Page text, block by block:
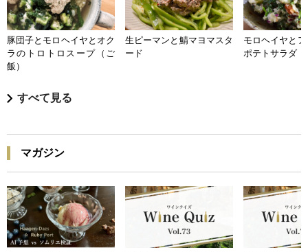
豚団子とモロヘイヤとオク
ラのトロトロスープ（ご
飯）
生ピーマンと鯖マヨマスタ
ード
モロヘイヤと
ポテトサラダ
すべて見る
マガジン